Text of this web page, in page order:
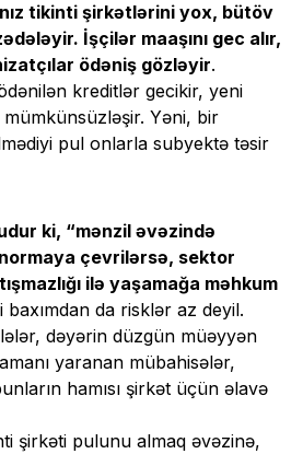
tikinti şirkətlərini yox, bütöv
İşçilər maaşını gec alır,
ödəniş gözləyir.
kreditlər gecikir, yeni
Yəni, bir
pul onlarla subyektə təsir
ki, “mənzil əvəzində
çevrilərsə, sektor
ilə yaşamağa məhkum
baxımdan da risklər az deyil.
dəyərin düzgün müəyyən
yaranan mübahisələr,
hamısı şirkət üçün əlavə
şirkəti pulunu almaq əvəzinə,